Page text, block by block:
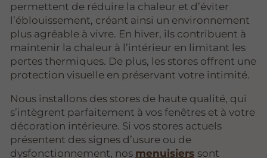
permettent de réduire la chaleur et d’éviter
l’éblouissement, créant ainsi un environnement
plus agréable à vivre. En hiver, ils contribuent à
maintenir la chaleur à l’intérieur en limitant les
pertes thermiques. De plus, les stores offrent une
protection visuelle en préservant votre intimité.
Nous installons des stores de haute qualité, qui
s’intègrent parfaitement à vos fenêtres et à votre
décoration intérieure. Si vos stores actuels
présentent des signes d’usure ou de
dysfonctionnement, nos menuisiers sont